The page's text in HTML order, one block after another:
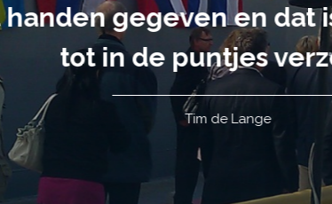
en dat is een
verzorgd.
Tim de Lange